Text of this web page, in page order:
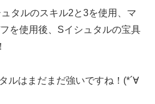
タルのスキル2と3を使用、マ
を使用後、Sイシュタルの宝具
ルはまだまだ強いですね！(*´∀